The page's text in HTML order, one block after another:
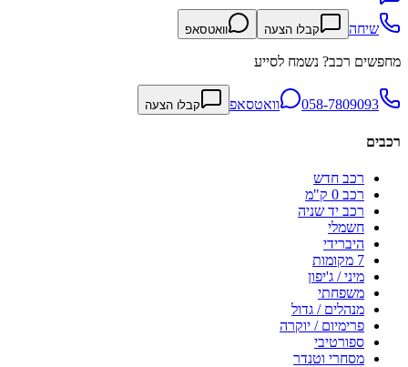
שיחה קבלו הצעה וואטסאפ
מחפשים רכב? נשמח לסייע
058-7809093 וואטסאפ קבלו הצעה
רכבים
רכב חדש
רכב 0 ק"מ
רכב יד שניה
חשמלי
היברידי
7 מקומות
מיני / ג'יפון
משפחתי
מנהלים / גדול
פרימיום / יוקרה
ספורטיבי
מסחרי וטנדר